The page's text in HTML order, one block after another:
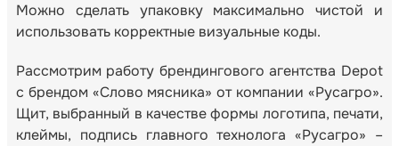
Можно сделать упаковку максимально чистой и
использовать корректные визуальные коды.
Рассмотрим работу брендингового агентства Depot
с брендом «Слово мясника» от компании «Русагро».
Щит, выбранный в качестве формы логотипа, печати,
клеймы, подпись главного технолога «Русагро» –